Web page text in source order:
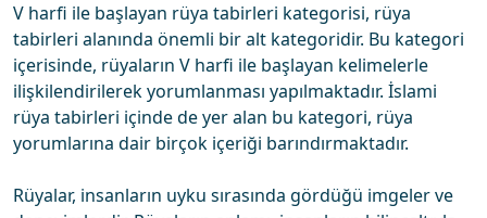
V harfi ile başlayan rüya tabirleri kategorisi, rüya
tabirleri alanında önemli bir alt kategoridir. Bu kategori
içerisinde, rüyaların V harfi ile başlayan kelimelerle
ilişkilendirilerek yorumlanması yapılmaktadır. İslami
rüya tabirleri içinde de yer alan bu kategori, rüya
yorumlarına dair birçok içeriği barındırmaktadır.
Rüyalar, insanların uyku sırasında gördüğü imgeler ve